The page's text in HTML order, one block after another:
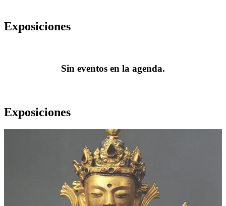
Exposiciones
Sin eventos en la agenda.
Exposiciones